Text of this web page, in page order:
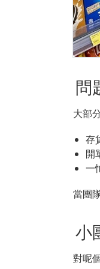
問
大部
存
開
一
當團
小
對呢